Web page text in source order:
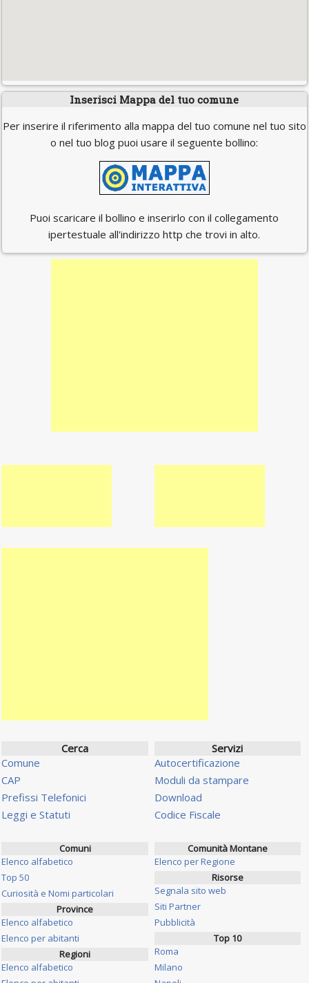
Inserisci Mappa del tuo comune
Per inserire il riferimento alla mappa del tuo comune nel tuo sito
o nel tuo blog puoi usare il seguente bollino:
Puoi scaricare il bollino e inserirlo con il collegamento
ipertestuale all'indirizzo http che trovi in alto.
Cerca
Comune
CAP
Prefissi Telefonici
Leggi e Statuti
Servizi
Autocertificazione
Moduli da stampare
Download
Codice Fiscale
Comuni
Elenco alfabetico
Top 50
Curiosità e Nomi particolari
Province
Elenco alfabetico
Elenco per abitanti
Regioni
Elenco alfabetico
Comunità Montane
Elenco per Regione
Risorse
Segnala sito web
Siti Partner
Pubblicità
Top 10
Roma
Milano